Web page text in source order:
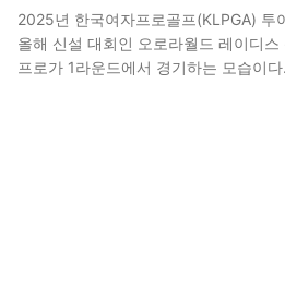
2025년 한국여자프로골프(KLPGA) 투
올해 신설 대회인 오로라월드 레이디
프로가 1라운드에서 경기하는 모습이